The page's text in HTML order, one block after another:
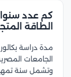
كم عدد
الطاقة
مدة دراسة
وتشمل سنة